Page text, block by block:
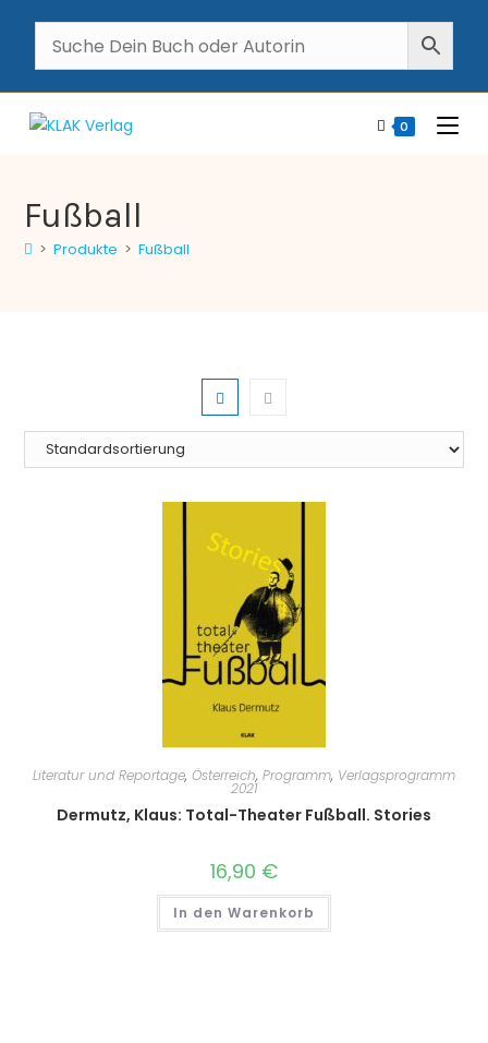
0
Fußball
> Produkte > Fußball
Literatur und Reportage, Österreich, Programm, Verlagsprogramm
2021
Dermutz, Klaus: Total-Theater Fußball. Stories
16,90 €
In den Warenkorb